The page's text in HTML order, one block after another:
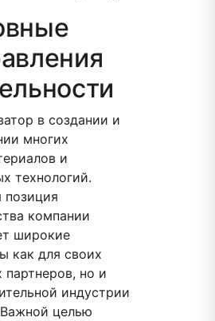
в создании и
многих
и
технологий.
позиция
компании
широкие
как для своих
партнеров, но и
индустрии
целью